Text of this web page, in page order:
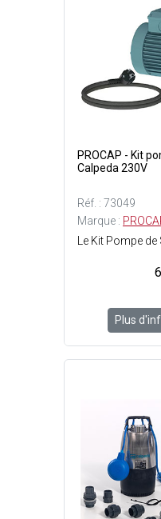
PROCAP - Kit
Calpeda 230V
Réf. : 73049
Marque :
Plus